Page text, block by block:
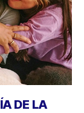
DE LA